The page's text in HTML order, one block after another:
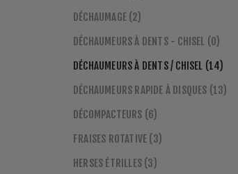
DÉCHAUMAGE (2)
DÉCHAUMEURS À DENTS - CHISEL (0)
DÉCHAUMEURS À DENTS / CHISEL (14)
DÉCHAUMEURS RAPIDE À DISQUES (13)
DÉCOMPACTEURS (6)
FRAISES ROTATIVE (3)
HERSES ÉTRILLES (3)